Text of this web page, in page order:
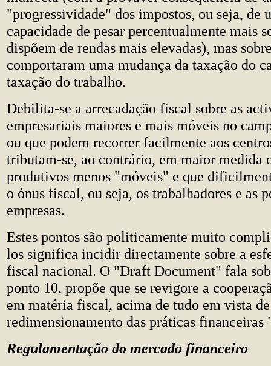
"progressividade" dos impostos, ou seja, de
capacidade de pesar percentualmente mais
dispõem de rendas mais elevadas), mas
comportaram uma mudança da taxação do
taxação do trabalho.
Debilita-se a arrecadação fiscal sobre as
empresariais maiores e mais móveis no
ou que podem recorrer facilmente aos
tributam-se, ao contrário, em maior medida
produtivos menos "móveis" e que
o ónus fiscal, ou seja, os trabalhadores e as
empresas.
Estes pontos são politicamente muito
los significa incidir directamente sobre a
fiscal nacional. O "Draft Document" fala
ponto 10, propõe que se revigore a
em matéria fiscal, acima de tudo em vista
redimensionamento das práticas financeiras
Regulamentação do mercado financeiro